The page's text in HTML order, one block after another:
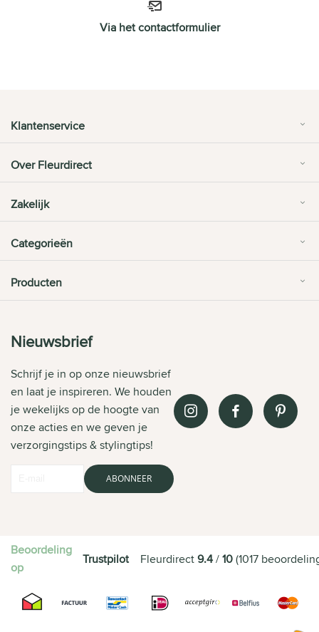
Via het contactformulier
Klantenservice
Over Fleurdirect
Zakelijk
Categorieën
Producten
Nieuwsbrief
Schrijf je in op onze nieuwsbrief
en laat je inspireren. We houden
je wekelijks op de hoogte van
onze acties en we geven je
verzorgingstips & stylingtips!
ABONNEER
Beoordeling
op
Trustpilot Fleurdirect9.4/10(1017